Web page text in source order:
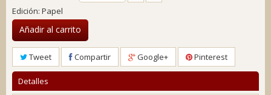
Edición: Papel
Añadir al carrito
Tweet Compartir Google+ Pinterest
Detalles